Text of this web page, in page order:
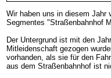
Wir haben uns in diesem Jahr
Segmentes "Straßenbahnhof
Der Untergrund ist mit den
Mitleidenschaft gezogen
vorhanden, als sie für den
aus dem Straßenbahnhof ist